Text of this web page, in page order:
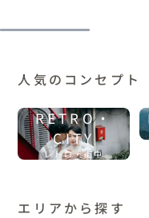
人気のコンセプト
RETRO・
CITY
レトロ・街中
エリアから探す